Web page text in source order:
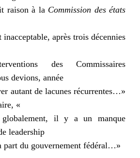
raison à la Commission des états
après trois décennies
des Commissaires
devions, année
autant de lacunes récurrentes…»
«
il y a un manque
leadership
part du gouvernement fédéral…»